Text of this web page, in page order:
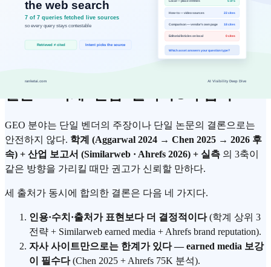
산업:Similarweb 2026 GenAI Index,Ahrefs Brand Radar
Ahrefs 75K 분석
IETF RFC 9309
AI 플랫폼 정책:OpenAI GPTBot , Anthropic ClaudeBot
GEO 분야는 단일 벤더의 주장이나 단일 논문의 결론으로는
안전하지 않다. 학계 (Aggarwal 2024 → Chen 2025 → 2026 후
속) + 산업 보고서 (Similarweb · Ahrefs 2026) + 실측 의 3축이
같은 방향을 가리킬 때만 권고가 신뢰할 만하다.
세 출처가 동시에 합의한 결론은 다음 네 가지다.
인용·수치·출처가 표현보다 더 결정적이다(학계 상위 3
전략 + Similarweb earned media + Ahrefs brand reputation).
자사 사이트만으로는 한계가 있다 — earned media 보강
이 필수다(Chen 2025 + Ahrefs 75K 분석).